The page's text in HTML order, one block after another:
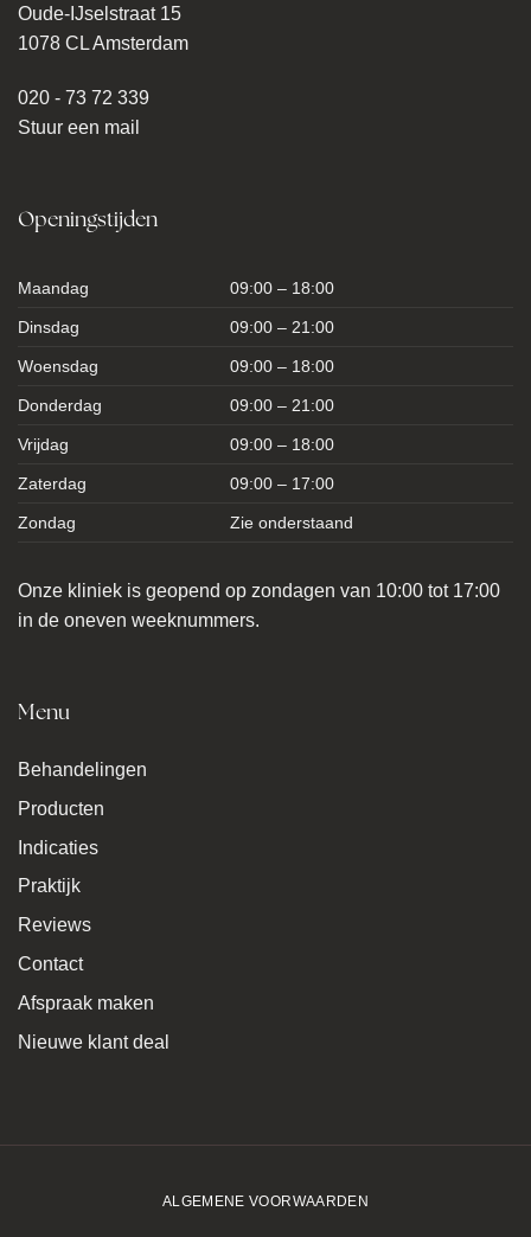
Oude-IJselstraat 15
1078 CL Amsterdam
020 - 73 72 339
Stuur een mail
Openingstijden
Maandag 09:00 – 18:00
Dinsdag 09:00 – 21:00
Woensdag 09:00 – 18:00
Donderdag 09:00 – 21:00
Vrijdag 09:00 – 18:00
Zaterdag 09:00 – 17:00
Zondag Zie onderstaand
Onze kliniek is geopend op zondagen van 10:00 tot 17:00
in de oneven weeknummers.
Menu
Behandelingen
Producten
Indicaties
Praktijk
Reviews
Contact
Afspraak maken
Nieuwe klant deal
ALGEMENE VOORWAARDEN